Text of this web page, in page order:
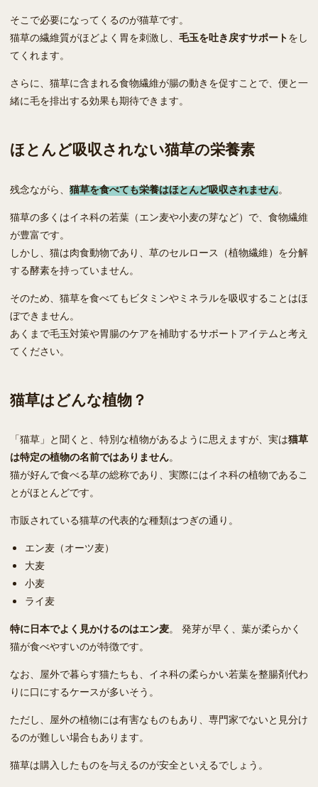
そこで必要になってくるのが猫草です。
猫草の繊維質がほどよく胃を刺激し、 毛玉を吐き戻すサポートをし
てくれます。
さらに、猫草に含まれる食物繊維が腸の動きを促すことで、便と一
緒に毛を排出する効果も期待できます。
ほとんど吸収されない猫草の栄養素
残念ながら、 猫草を食べても栄養はほとんど吸収されません。
猫草の多くはイネ科の若葉（エン麦や小麦の芽など）で、食物繊維
が豊富です。
しかし、猫は肉食動物であり、草のセルロース（植物繊維）を分解
する酵素を持っていません。
そのため、猫草を食べてもビタミンやミネラルを吸収することはほ
ぼできません。
あくまで毛玉対策や胃腸のケアを補助するサポートアイテムと考え
てください。
猫草はどんな植物？
「猫草」と聞くと、特別な植物があるように思えますが、実は猫草
は特定の植物の名前ではありません。
猫が好んで食べる草の総称であり、実際にはイネ科の植物であるこ
とがほとんどです。
市販されている猫草の代表的な種類はつぎの通り。
エン麦（オーツ麦）
大麦
小麦
ライ麦
特に日本でよく見かけるのはエン麦。 発芽が早く、葉が柔らかく
猫が食べやすいのが特徴です。
なお、屋外で暮らす猫たちも、イネ科の柔らかい若葉を整腸剤代わ
りに口にするケースが多いそう。
ただし、屋外の植物には有害なものもあり、専門家でないと見分け
るのが難しい場合もあります。
猫草は購入したものを与えるのが安全といえるでしょう。